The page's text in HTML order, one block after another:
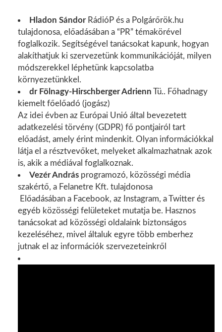
Hladon SándorRádióP és a Polgárőrök.hu
tulajdonosa, előadásában a “PR” témakörével
foglalkozik. Segítségével tanácsokat kapunk, hogyan
alakíthatjuk ki szervezetünk kommunikációját, milyen
módszerekkel léphetünk kapcsolatba
környezetünkkel.
dr Fölnagy-Hirschberger Adrienn Tü.. Főhadnagy
kiemelt főelőadó (jogász)
Az idei évben az Európai Unió által bevezetett
adatkezelési törvény (GDPR) fő pontjairól tart
előadást, amely érint mindenkit. Olyan információkkal
látja el a résztvevőket, melyeket alkalmazhatnak azok
is, akik a médiával foglalkoznak.
Vezér András programozó, közösségi média
szakértő, a Felanetre Kft. tulajdonosa
Előadásában a Facebook, az Instagram, a Twitter és
egyéb közösségi felületeket mutatja be. Hasznos
tanácsokat ad közösségi oldalaink biztonságos
kezeléséhez, mivel általuk egyre több emberhez
jutnak el az információk szervezeteinkről